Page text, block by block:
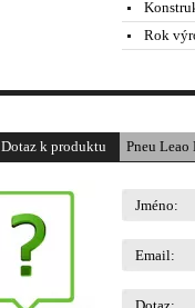
Rok
Dotaz k produktu Pneu
Jméno:
Email: